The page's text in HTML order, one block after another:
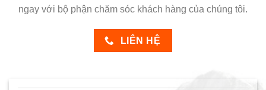
ngay với bộ phận chăm sóc khách hàng của chúng tôi.
LIÊN HỆ